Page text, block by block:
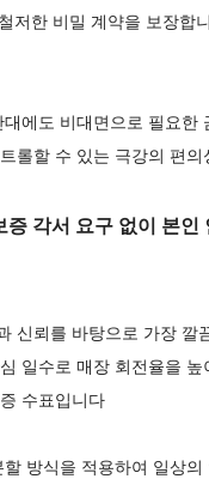
한 비밀 계약을 보장합
에도 비대면으로 필요
롤할 수 있는 극강의 편
각서 요구 없이 본
뢰를 바탕으로 가장 깔
일수로 매장 회전율을
수표입니다
방식을 적용하여 일상